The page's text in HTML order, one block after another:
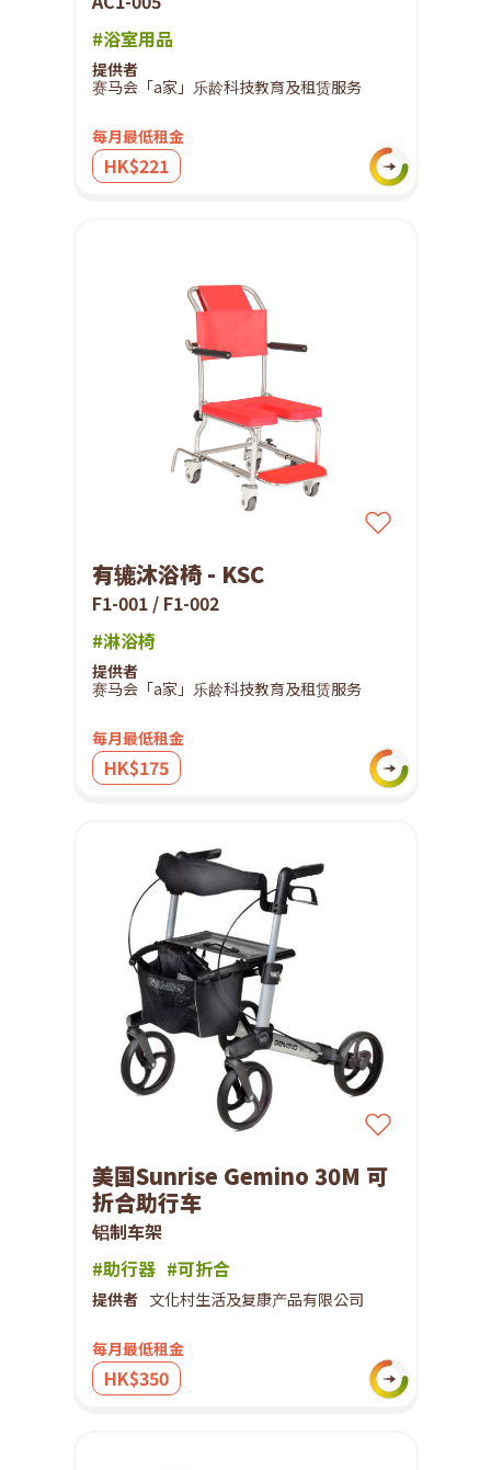
#浴室用品
提供者
赛马会「a家」乐龄科技教育及租赁服务
每月最低租金
HK$221
有辘沐浴椅 - KSC
F1-001 / F1-002
#淋浴椅
提供者
赛马会「a家」乐龄科技教育及租赁服务
每月最低租金
HK$175
美国Sunrise Gemino 30M 可
折合助行车
铝制车架
#助行器 #可折合
提供者 文化村生活及复康产品有限公司
每月最低租金
HK$350